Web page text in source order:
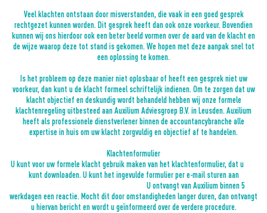
Veel klachten ontstaan door misverstanden, die vaak in een goed gesprek
rechtgezet kunnen worden. Dit gesprek heeft dan ook onze voorkeur. Bovendien
kunnen wij ons hierdoor ook een beter beeld vormen over de aard van de klacht en
de wijze waarop deze tot stand is gekomen. We hopen met deze aanpak snel tot
een oplossing te komen.
Is het probleem op deze manier niet oplosbaar of heeft een gesprek niet uw
voorkeur, dan kunt u de klacht formeel schriftelijk indienen. Om te zorgen dat uw
klacht objectief en deskundig wordt behandeld hebben wij onze formele
klachtenregeling uitbesteed aan Auxilium Adviesgroep B.V. in Leusden. Auxilium
heeft als professionele dienstverlener binnen de accountancybranche alle
expertise in huis om uw klacht zorgvuldig en objectief af te handelen.
Klachtenformulier
U kunt voor uw formele klacht gebruik maken van het klachtenformulier, dat u
kunt downloaden. U kunt het ingevulde formulier per e-mail sturen aan
U ontvangt van Auxilium binnen 5
werkdagen een reactie. Mocht dit door omstandigheden langer duren, dan ontvangt
u hiervan bericht en wordt u geïnformeerd over de verdere procedure.